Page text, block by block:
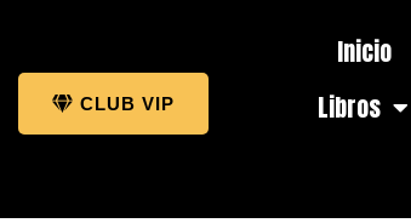
CLUB VIP
Inicio
Libros